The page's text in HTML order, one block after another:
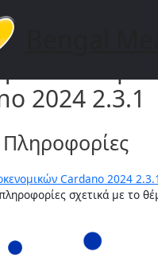
2024 2.3.1
Πληροφορίες
Cardano 2024 2.3.1
σχετικά με το